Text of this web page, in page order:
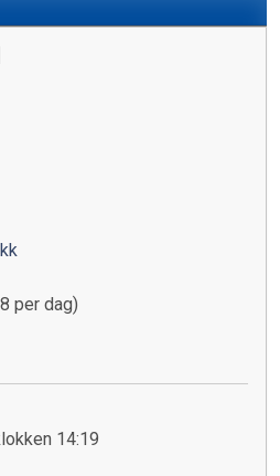
per dag)
14:19